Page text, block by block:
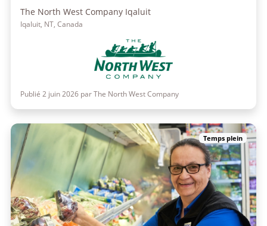
The North West Company Iqaluit
Iqaluit, NT, Canada
Publié 2 juin 2026 par The North West Company
Temps plein